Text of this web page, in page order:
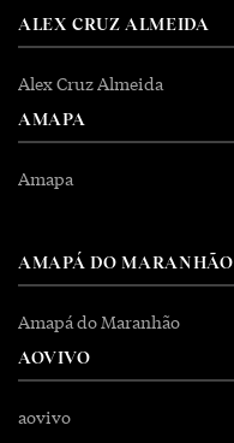
ALEX CRUZ ALMEIDA
Alex Cruz Almeida
AMAPA
Amapa
AMAPÁ DO MARANHÃO
Amapá do Maranhão
AOVIVO
aovivo